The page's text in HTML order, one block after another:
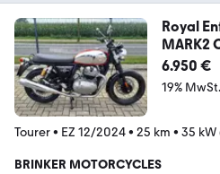
Royal
MARK2
6.950 €
19% MwSt.
Tourer• EZ 12/2024• 25 km • 35 kW
BRINKER MOTORCYCLES